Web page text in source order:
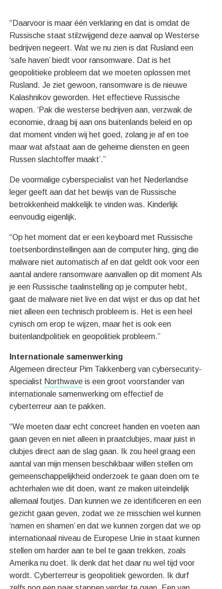
“Daarvoor is maar één verklaring en dat is omdat de
Russische staat stilzwijgend deze aanval op Westerse
bedrijven negeert. Wat we nu zien is dat Rusland een
‘safe haven’ biedt voor ransomware. Dat is het
geopolitieke probleem dat we moeten oplossen met
Rusland. Je ziet gewoon, ransomware is de nieuwe
Kalashnikov geworden. Het effectieve Russische
wapen. ‘Pak die westerse bedrijven aan, verzwak de
economie, draag bij aan ons buitenlands beleid en op
dat moment vinden wij het goed, zolang je af en toe
maar wat afstaat aan de geheime diensten en geen
Russen slachtoffer maakt’.”
De voormalige cyberspecialist van het Nederlandse
leger geeft aan dat het bewijs van de Russische
betrokkenheid makkelijk te vinden was. Kinderlijk
eenvoudig eigenlijk.
“Op het moment dat er een keyboard met Russische
toetsenbordinstellingen aan de computer hing, ging die
malware niet automatisch af en dat geldt ook voor een
aantal andere ransomware aanvallen op dit moment Als
je een Russische taalinstelling op je computer hebt,
gaat de malware niet live en dat wijst er dus op dat het
niet alleen een technisch probleem is. Het is een heel
cynisch om erop te wijzen, maar het is ook een
buitenlandpolitiek en geopolitiek probleem.”
Internationale samenwerking
Algemeen directeur Pim Takkenberg van cybersecurity-
specialist Northwave is een groot voorstander van
internationale samenwerking om effectief de
cyberterreur aan te pakken.
“We moeten daar echt concreet handen en voeten aan
gaan geven en niet alleen in praatclubjes, maar juist in
clubjes direct aan de slag gaan. Ik zou heel graag een
aantal van mijn mensen beschikbaar willen stellen om
gemeenschappelijkheid onderzoek te gaan doen om te
achterhalen wie dit doen, want ze maken uiteindelijk
allemaal foutjes. Dan kunnen we ze identificeren en een
gezicht gaan geven, zodat we ze misschien wel kunnen
‘namen en shamen’ en dat we kunnen zorgen dat we op
internationaal niveau de Europese Unie in staat kunnen
stellen om harder aan te bel te gaan trekken, zoals
Amerika nu doet. Ik denk dat het daar nu wel tijd voor
wordt. Cyberterreur is geopolitiek geworden. Ik durf